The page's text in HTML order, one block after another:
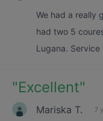
We had a really
had two 5
Lugana.
"Excellent"
Mariska T. 7